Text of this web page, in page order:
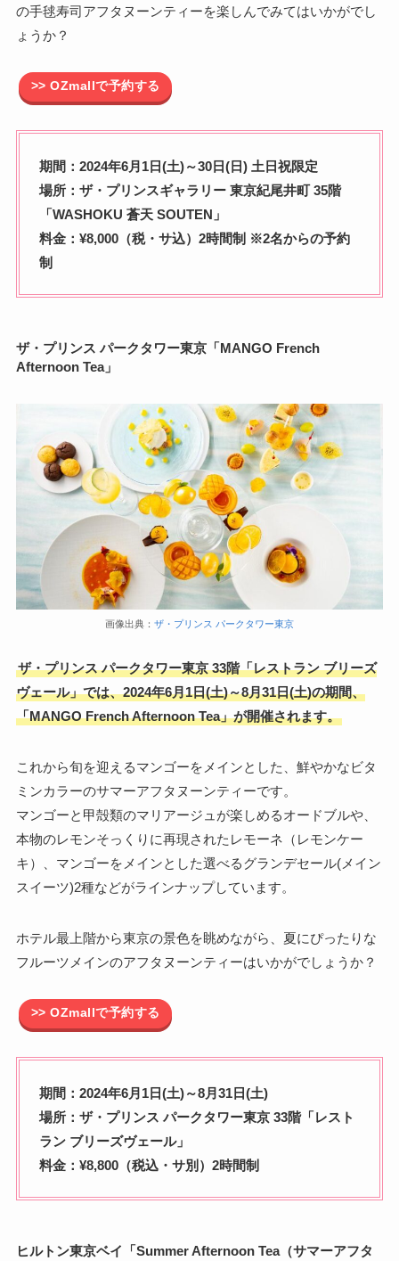
の手毬寿司アフタヌーンティーを楽しんでみてはいかがでし
ょうか？
>> OZmallで予約する
期間：2024年6月1日(土)～30日(日) 土日祝限定
場所：ザ・プリンスギャラリー 東京紀尾井町 35階
「WASHOKU 蒼天 SOUTEN」
料金：¥8,000（税・サ込）2時間制 ※2名からの予約
制
ザ・プリンス パークタワー東京「MANGO French
Afternoon Tea」
画像出典： ザ・プリンス パークタワー東京
ザ・プリンス パークタワー東京 33階「レストラン ブリーズ
ヴェール」では、2024年6月1日(土)～8月31日(土)の期間、
「MANGO French Afternoon Tea」が開催されます。
これから旬を迎えるマンゴーをメインとした、鮮やかなビタ
ミンカラーのサマーアフタヌーンティーです。
マンゴーと甲殻類のマリアージュが楽しめるオードブルや、
本物のレモンそっくりに再現されたレモーネ（レモンケー
キ）、マンゴーをメインとした選べるグランデセール(メイン
スイーツ)2種などがラインナップしています。
ホテル最上階から東京の景色を眺めながら、夏にぴったりな
フルーツメインのアフタヌーンティーはいかがでしょうか？
>> OZmallで予約する
期間：2024年6月1日(土)～8月31日(土)
場所：ザ・プリンス パークタワー東京 33階「レスト
ラン ブリーズヴェール」
料金：¥8,800（税込・サ別）2時間制
ヒルトン東京ベイ「Summer Afternoon Tea（サマーアフタ